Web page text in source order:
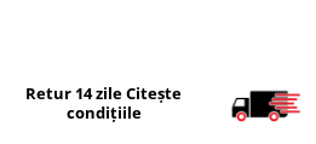
Retur 14 zile Citește
condițiile